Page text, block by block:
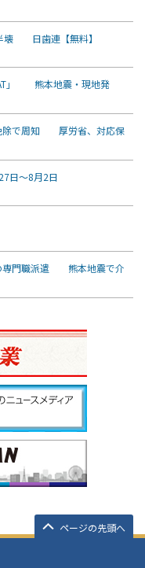
壊 日歯連【無料】
」 熊本地震・現地発
除で周知 厚労省、対応保
日～8月2日
専門職派遣 熊本地震で介
ページの先頭へ